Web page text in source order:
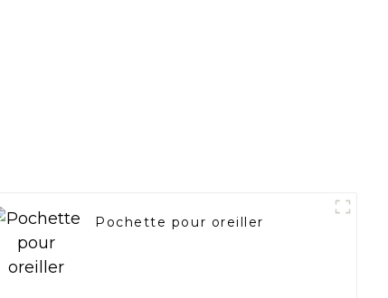
Pochette pour oreiller